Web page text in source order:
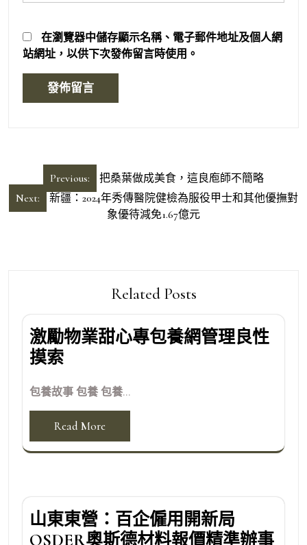
在瀏覽器中儲存顯示名稱、電子郵件地址及個人網
站網址，以供下次發佈留言時使用。
章
導
Previous:
把桑葉做成美食，這良庖師不簡略
Next:
新疆：2024年秀傳醫院健檢為服役甲士和其他優撫對
象優待減免1.67億元
Related Posts
激勵物業甜心專包養網管理良性
摸索
包養故事 包養 包養...
Read More
山東東營：百企僱用開新局
OSDER奧斯德材料報價精準辦事